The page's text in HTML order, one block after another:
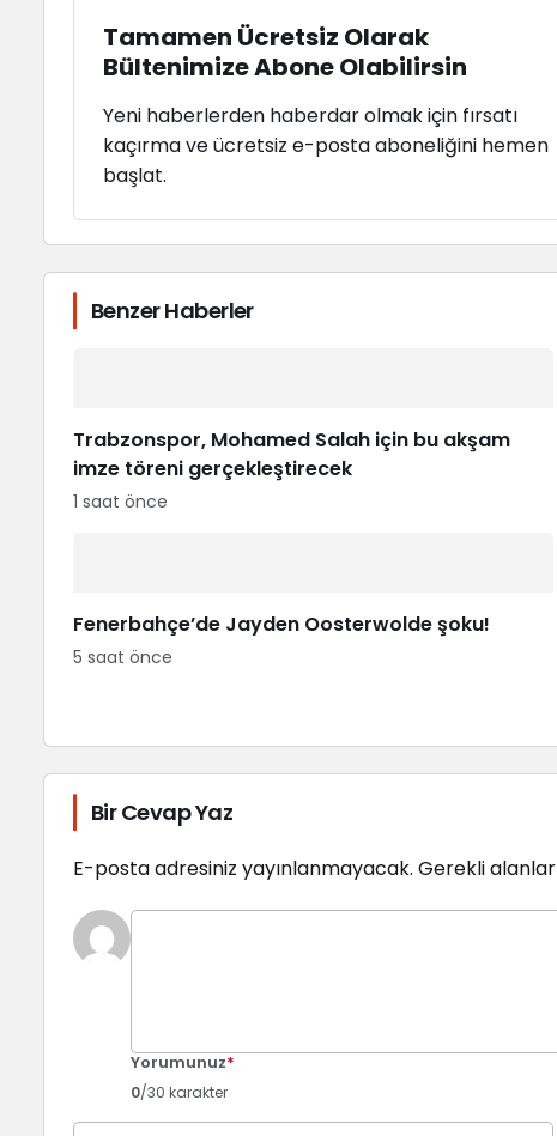
Tamamen Ücretsiz Olarak
Bültenimize Abone Olabilirsin
Yeni haberlerden haberdar olmak için fırsatı
kaçırma ve ücretsiz e-posta aboneliğini hemen
başlat.
Benzer Haberler
Trabzonspor, Mohamed Salah için bu akşam
imze töreni gerçekleştirecek
1 saat önce
Fenerbahçe’de Jayden Oosterwolde şoku!
5 saat önce
Bir Cevap Yaz
E-posta adresiniz yayınlanmayacak. Gerekli alanlar
Yorumunuz*
0/30 karakter